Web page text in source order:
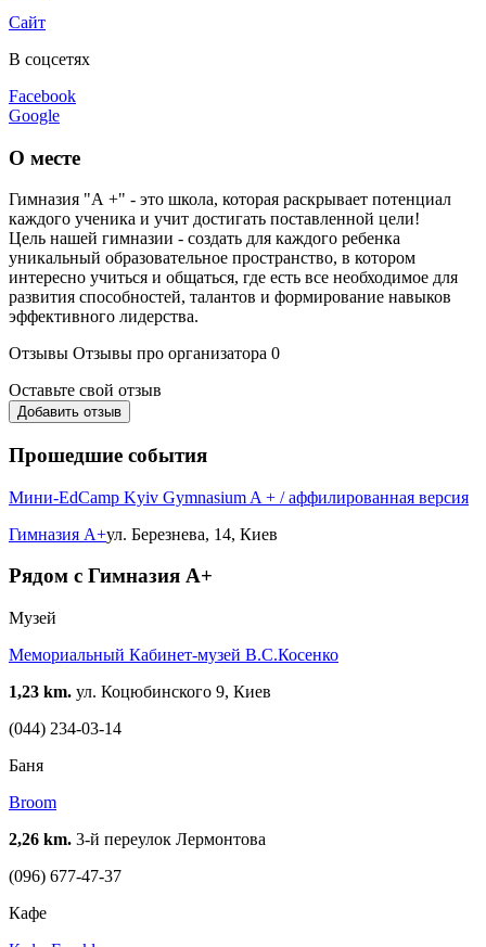
Сайт
В соцсетях
Facebook
Google
О месте
Гимназия "А +" - это школа, которая раскрывает потенциал
каждого ученика и учит достигать поставленной цели!
Цель нашей гимназии - создать для каждого ребенка
уникальный образовательное пространство, в котором
интересно учиться и общаться, где есть все необходимое для
развития способностей, талантов и формирование навыков
эффективного лидерства.
Отзывы Отзывы про организатора 0
Оставьте свой отзыв
Добавить отзыв
Прошедшие события
Мини-EdCamp Kyiv Gymnasium A + / аффилированная версия
Гимназия А+ул. Березнева, 14, Киев
Рядом с Гимназия А+
Музей
Мемориальный Кабинет-музей В.С.Косенко
1,23 km. ул. Коцюбинского 9, Киев
(044) 234-03-14
Баня
Broom
2,26 km. 3-й переулок Лермонтова
(096) 677-47-37
Кафе